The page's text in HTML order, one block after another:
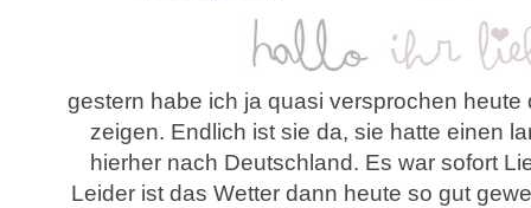
gestern habe ich ja quasi versprochen
zeigen. Endlich ist sie da, sie hatte einen
hierher nach Deutschland. Es war sofort
Leider ist das Wetter dann heute so gut